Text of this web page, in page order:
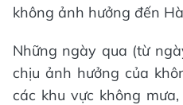
không ảnh hưởng đến
Những ngày qua (từ
chịu ảnh hưởng của
các khu vực không